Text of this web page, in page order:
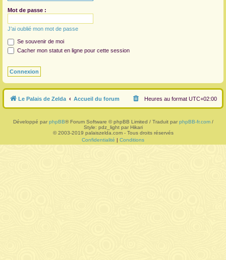
Mot de passe :
J’ai oublié mon mot de passe
Se souvenir de moi
Cacher mon statut en ligne pour cette session
Le Palais de Zelda Accueil du forum Heures au format UTC+02:00
Développé par phpBB® Forum Software © phpBB Limited / Traduit par phpBB-fr.com/
Style: pdz_light par Hikari
© 2003-2019 palaiszelda.com - Tous droits réservés
Confidentialité | Conditions